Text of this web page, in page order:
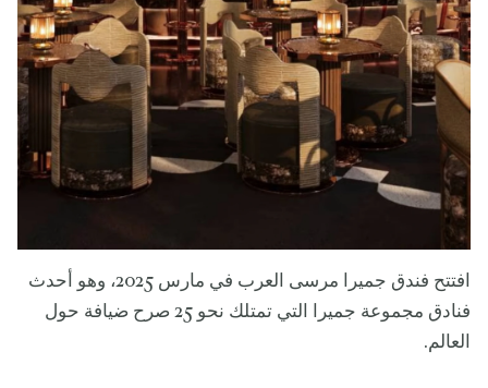
افتتح فندق جميرا مرسى العرب في مارس 2025، وهو أحدث
فنادق مجموعة جميرا التي تمتلك نحو 25 صرح ضيافة حول
العالم.